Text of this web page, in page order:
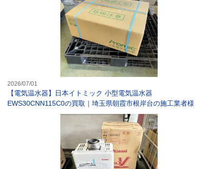
2026/07/01
【電気温水器】日本イトミック 小型電気温水器
EWS30CNN115C0の買取｜埼玉県朝霞市根岸台の施工業者様